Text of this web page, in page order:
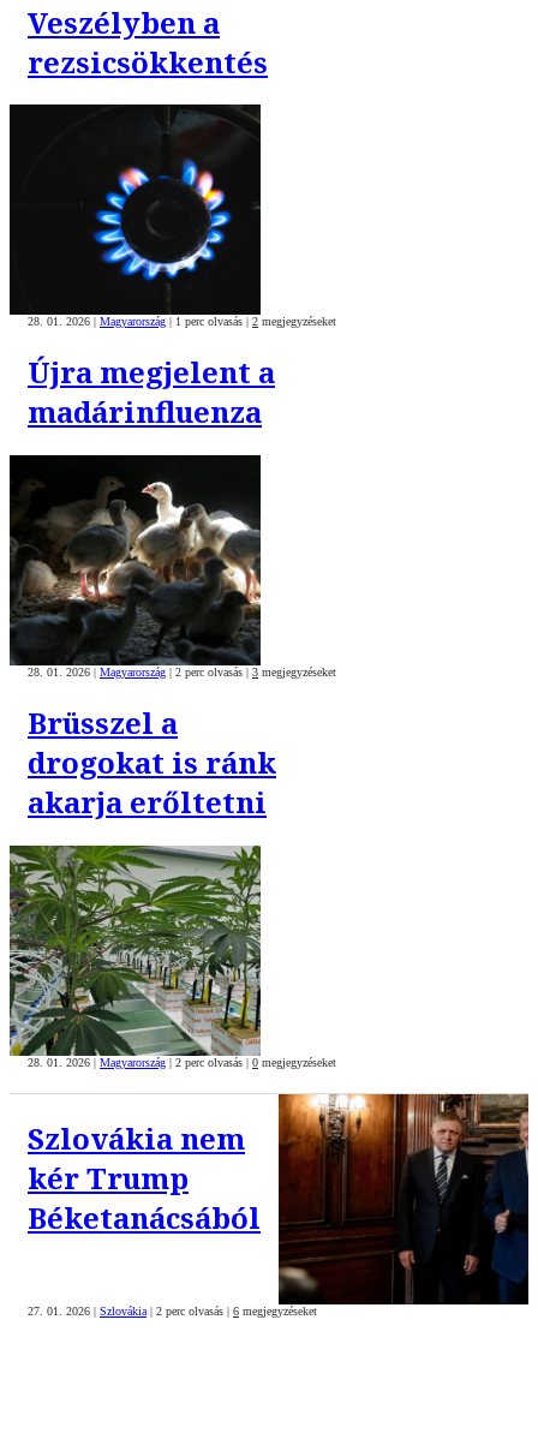
Veszélyben a
rezsicsökkentés
28. 01. 2026 Magyarország 1 perc olvasás 2 megjegyzéseket
Újra megjelent a
madárinfluenza
28. 01. 2026 | Magyarország | 2 perc olvasás | 3 megjegyzéseket
Brüsszel a
drogokat is ránk
akarja erőltetni
28. 01. 2026 | Magyarország | 2 perc olvasás | 0 megjegyzéseket
Szlovákia nem
kér Trump
Béketanácsából
27. 01. 2026 | Szlovákia | 2 perc olvasás | 6 megjegyzéseket